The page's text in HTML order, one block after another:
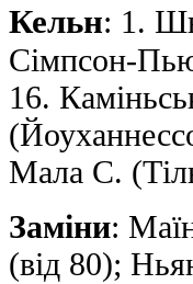
Кельн: 1.
Сімпсон-
16.
Мала С.
Заміни:
(від 80);